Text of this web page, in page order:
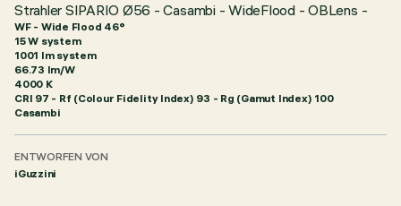
Strahler SIPARIO Ø56 - Casambi - WideFlood - OBLens -
WF - Wide Flood 46°
15 W system
1001 lm system
66.73 lm/W
4000 K
CRI 97 - Rf (Colour Fidelity Index) 93 - Rg (Gamut Index) 100
Casambi
ENTWORFEN VON
iGuzzini